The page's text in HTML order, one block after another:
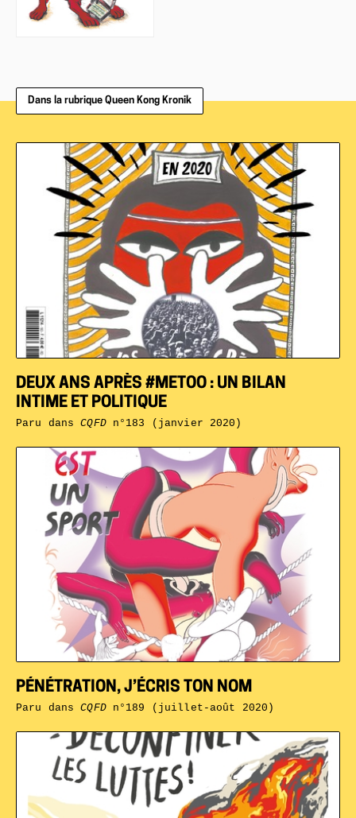
Dans la rubrique Queen Kong Kronik
PÉNÉTRATION, J’ÉCRIS TON NOM
Paru dansCQFDn°189 (juillet-août 2020)
DEUX ANS APRÈS #METOO : UN BILAN
INTIME ET POLITIQUE
Paru dansCQFDn°183 (janvier 2020)